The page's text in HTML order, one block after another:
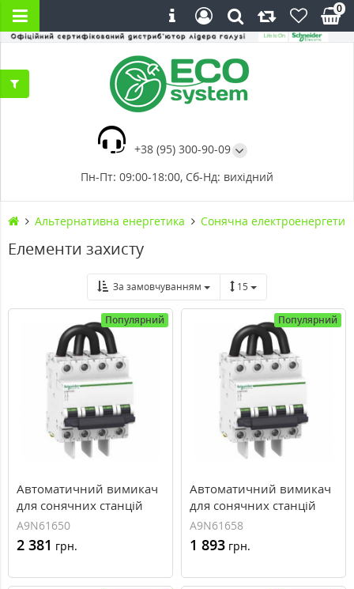
+38 (95) 300-90-09
Пн-Пт: 09:00-18:00, Сб-Нд: вихідний
0
Альтернативна енергетика Сонячна
Елементи захисту
За замовчуванням 15
Популярний
Автоматичний вимикач
для сонячних станцій
C60PV-DC, 10A
A9N61650
2 381 грн.
Популярний
Автоматичний вимикач
для сонячних станцій
C60PV-DC, 13A
A9N61658
1 893 грн.